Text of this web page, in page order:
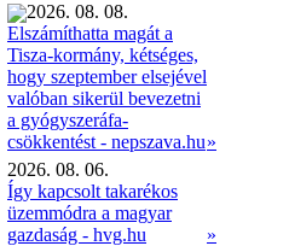
2026. 08. 08.
Elszámíthatta magát a
Tisza-kormány, kétséges,
hogy szeptember elsejével
valóban sikerül bevezetni
a gyógyszeráfa-
csökkentést - nepszava.hu»
2026. 08. 06.
Így kapcsolt takarékos
üzemmódra a magyar
gazdaság - hvg.hu
»